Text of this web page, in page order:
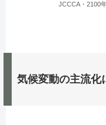
JCCCA・2100
気候変動の主流化